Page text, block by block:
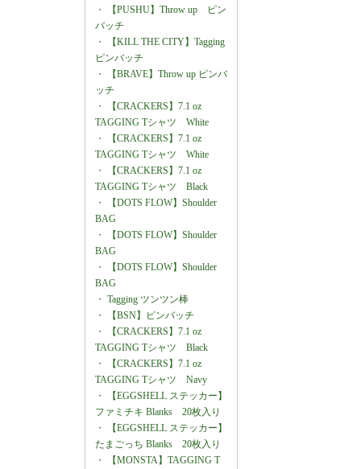
・
【PUSHU】Throw up ピン
バッチ
・
【KILL THE CITY】Tagging
ピンバッチ
・
【BRAVE】Throw up ピンバ
ッチ
・
【CRACKERS】7.1 oz
TAGGING Tシャツ White
・
【CRACKERS】7.1 oz
TAGGING Tシャツ White
・
【CRACKERS】7.1 oz
TAGGING Tシャツ Black
・
【DOTS FLOW】Shoulder
BAG
・
【DOTS FLOW】Shoulder
BAG
・
【DOTS FLOW】Shoulder
BAG
・ Tagging ツンツン棒
・
【BSN】ピンバッチ
・
【CRACKERS】7.1 oz
TAGGING Tシャツ Black
・
【CRACKERS】7.1 oz
TAGGING Tシャツ Navy
・
【EGGSHELL ステッカー】
ファミチキ Blanks 20枚入り
・
【EGGSHELL ステッカー】
たまごっち Blanks 20枚入り
・
【MONSTA】TAGGING T